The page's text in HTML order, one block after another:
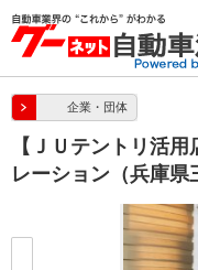
企業・団体
【ＪＵテントリ活
レーション（兵庫県